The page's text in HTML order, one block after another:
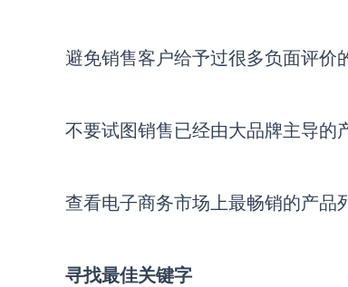
避免销售客户给予过很多负面评价
不要试图销售已经由大品牌主导的
查看电子商务市场上最畅销的产品
寻找最佳关键字